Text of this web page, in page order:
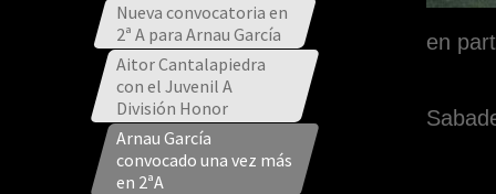
Nueva convocatoria en
2ª A para Arnau García
Aitor Cantalapiedra
con el Juvenil A
División Honor
Arnau García
convocado una vez más
en 2ªA
en